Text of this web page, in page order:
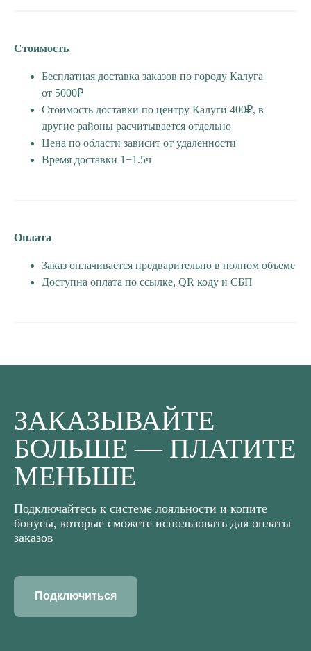
Стоимость
Бесплатная доставка заказов по городу Калуга
от 5000₽
Стоимость доставки по центру Калуги 400₽, в
другие районы расчитывается отдельно
Цена по области зависит от удаленности
Время доставки 1−1.5ч
Оплата
Заказ оплачивается предварительно в полном объеме
Доступна оплата по ссылке, QR коду и СБП
ЗАКАЗЫВАЙТЕ
БОЛЬШЕ — ПЛАТИТЕ
МЕНЬШЕ
Подключайтесь к системе лояльности и копите
бонусы, которые сможете использовать для оплаты
заказов
Подключиться